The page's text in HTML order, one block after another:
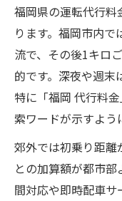
福岡 運転
安心して選べ
行政処分
福岡県 運
安全な運
福岡市 運
口コミや
福岡県の運転代行料
ります。福岡市内
流で、その後1キロ
的です。深夜や週末
特に「福岡 代行料
索ワードが示すよう
郊外では初乗り距
との加算額が都市
間対応や即時配車サ